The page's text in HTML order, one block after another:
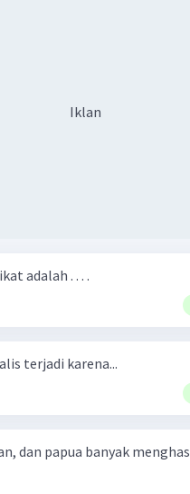
Iklan
adalah . . . .
terjadi karena...
dan papua banyak